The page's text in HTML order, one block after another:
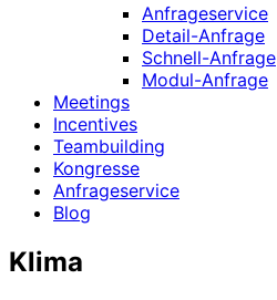
Anfrageservice
Detail-Anfrage
Schnell-Anfrage
Modul-Anfrage
Meetings
Incentives
Teambuilding
Kongresse
Anfrageservice
Blog
Klima